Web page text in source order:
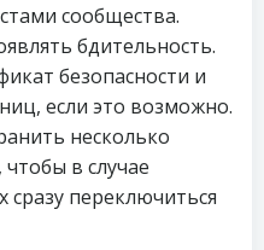
сообщества.
бдительность.
безопасности и
если это возможно.
несколько
в случае
сразу переключиться